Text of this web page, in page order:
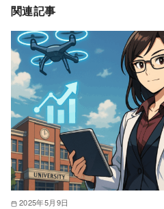
関連記事
2025年5月9日